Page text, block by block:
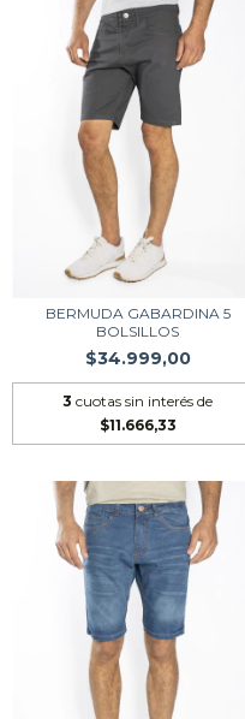
BERMUDA GABARDINA 5
BOLSILLOS
$34.999,00
3 cuotas sin interés de
$11.666,33